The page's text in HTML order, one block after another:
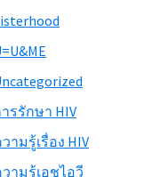
รรักษา HIV
ามรู้เรื่อง HIV
ามรู้เอชไอวี